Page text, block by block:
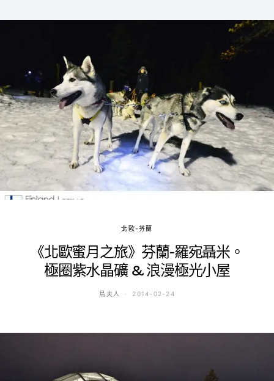
北歐-芬蘭
《北歐蜜月之旅》芬蘭-羅宛聶米。
極圈紫水晶礦 & 浪漫極光小屋
鳥夫人 2014-02-24